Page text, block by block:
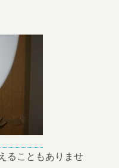
ることもありませ